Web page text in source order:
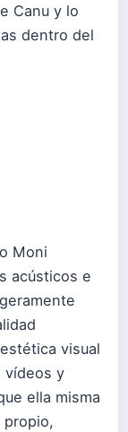
Canu y lo
dentro del
Moni
acústicos e
visual
vídeos y
ella misma
propio,